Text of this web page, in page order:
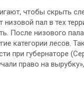
чтобы скрыть
низовой пал в тех
После низового
категории лесов.
при губернаторе
право на